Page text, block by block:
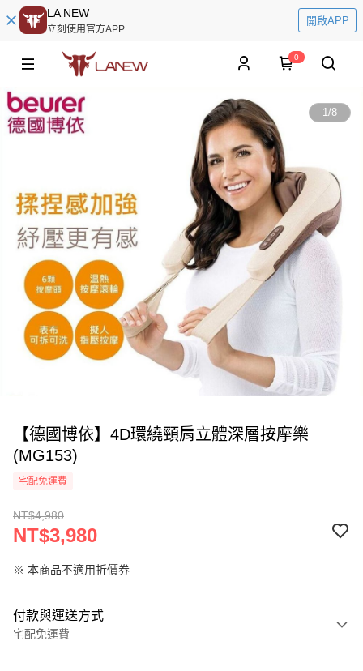
LA NEW
立刻使用官方APP
開啟APP
0
1/8
【德國博依】4D環繞頸肩立體深層按摩樂
(MG153)
宅配免運費
NT$4,980
NT$3,980
※ 本商品不適用折價券
付款與運送方式
宅配免運費